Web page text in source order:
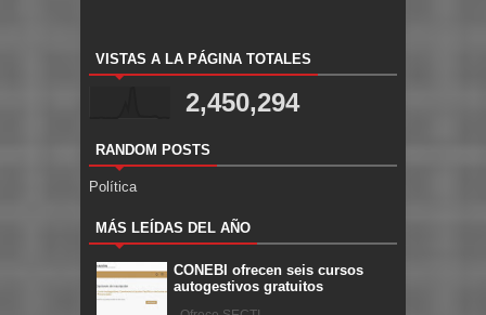
VISTAS A LA PÁGINA TOTALES
2,450,294
RANDOM POSTS
Política
MÁS LEÍDAS DEL AÑO
CONEBI ofrecen seis cursos
autogestivos gratuitos